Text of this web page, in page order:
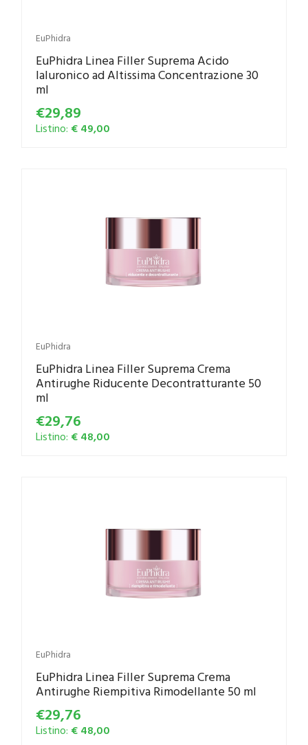
EuPhidra
EuPhidra Linea Filler Suprema Acido
Ialuronico ad Altissima Concentrazione 30
ml
€29,89
Listino: € 49,00
EuPhidra
EuPhidra Linea Filler Suprema Crema
Antirughe Riducente Decontratturante 50
ml
€29,76
Listino: € 48,00
EuPhidra
EuPhidra Linea Filler Suprema Crema
Antirughe Riempitiva Rimodellante 50 ml
€29,76
Listino: € 48,00